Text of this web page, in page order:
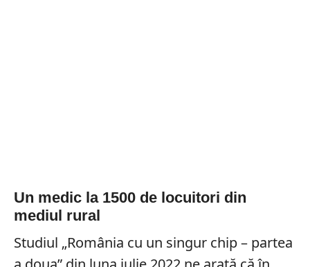
Un medic la 1500 de locuitori din
mediul rural
Studiul „România cu un singur chip – partea